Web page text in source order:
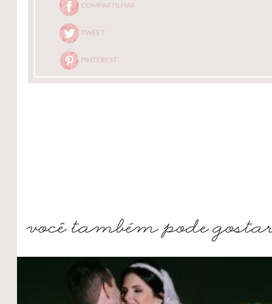
COMPARTILHAR
TWEET
PINTEREST